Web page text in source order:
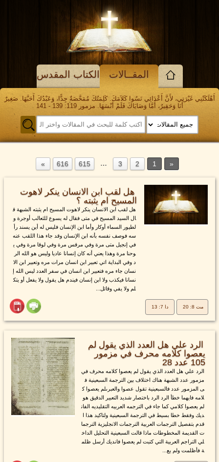
المقــالات الكتاب المقدس
أَهْلَكَتْنِي غَيْرَتِي، لأَنَّ أَعْدَائِي نَسُوا كَلاَمَكَ. كَلِمَتُكَ مُمَحَّصَةٌ جِدًّا، وَعَبْدُكَ أَحَبَّهَا. صَغِيرٌ
أَنَا وَحَقِيرٌ، أَمَّا وَصَايَاكَ فَلَمْ أَنْسَهَا. مزمور 119: 139 - 141
1
2
3
…
615
616
هل لقب ابن الانسان ينكر لاهوت
المسيح ام يثبته ؟
هل لقب ابن الانسان ينكر لاهوت المسيح ام يثبته الشبهة ق
ال السيد المسيح في متى فقال له يسوع للثعالب أوجرة و
لطيور السماء أوكار وأما ابن الإنسان فليس له أين يسند رأ
سه فوصف نفسه بأنه ابن الإنسان وقد جاء هذا اللقب عنه
في إنجيل متى مرة وفي مرقس مرة وفي لوقا مرة وفي ي
وحنا مرة وهذا يعني أنه كان إنسانا عاديا وليس هو الله الر
د وفي البداية اتي تعبير ابن انسان مرات مره وتعبير ابن الا
نسان جاء مره فتعبير ابن انسان في سفر العدد ليس الله إ
نسانا فيكذب ولا ابن إنسان فيندم هل يقول ولا يفعل أو يتك
لم ولا يفي وقائل...
مت 8: 20 دا 7: 13
الرد علي هل العدد الذي يقول لم
يعصوا كلامه محرف في مزمور
105 عدد 28
الرد علي هل العدد الذي يقول لم يعصوا كلامه محرف في
مزمور عدد الشبهة هناك اختلاف بين الترجمة السبعينية ف
ى المزمور عدد فالسبعينية تقول عصوا والعبرىلم يعصوا ك
لامه فايهما خطأ الرد الرد باختصار شديد التعبير الدقيق هو
لم يعصوا كلامي كما جاء في الترجمه العربيه التقليديه الفان
ديك وفقط خطا بسيط في الترجمة السبعينية ولتاكيد هذا ا
قدم بتفصيل الترجمات العربية الترجمات الانجليزية الترجما
ت القديمة المخطوطات ماذا قالت السبعينية التحليل الداخ
لي التراجم العربية التي كتبت لم يعصوا فانديك أرسل ظلم
ة فأظلمت ولم يع...